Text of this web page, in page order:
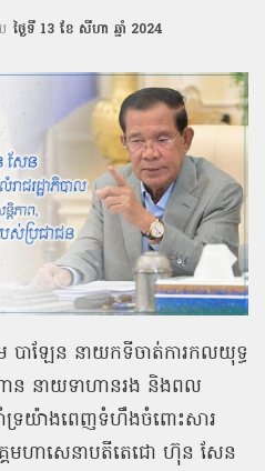
ថ្ងៃទី 13 ខែ សីហា ឆ្នាំ 2024
បាឡែន នាយកទីចាត់ការកលយុទ្ធ
ហាន នាយទាហានរង និងពល
រយ៉ាងពេញទំហឹងចំពោះសារ
មហាសេនាបតីតេជោ ហ៊ុន សែន